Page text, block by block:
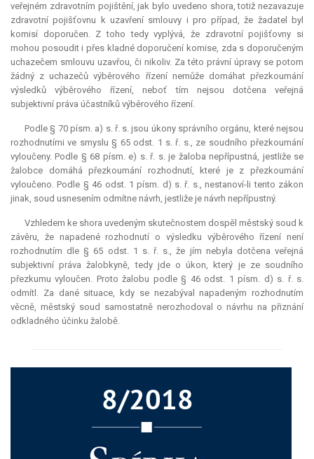
veřejném zdravotním pojištění, jak bylo uvedeno shora, totiž nezavazuje
zdravotní pojišťovnu k uzavření smlouvy i pro případ, že žadatel byl
komisí doporučen. Z toho tedy vyplývá, že zdravotní pojišťovny si
mohou posoudit i přes kladné doporučení komise, zda s doporučeným
uchazečem smlouvu uzavřou, či nikoliv. Za této právní úpravy se potom
žádný z uchazečů výběrového řízení nemůže domáhat přezkoumání
výsledků výběrového řízení, neboť tím nejsou dotčena veřejná
subjektivní práva účastníků výběrového řízení.
Podle § 70 písm. a) s. ř. s. jsou úkony správního orgánu, které nejsou
rozhodnutími ve smyslu § 65 odst. 1 s. ř. s., ze soudního přezkoumání
vyloučeny. Podle § 68 písm. e) s. ř. s. je žaloba nepřípustná, jestliže se
žalobce domáhá přezkoumání rozhodnutí, které je z přezkoumání
vyloučeno. Podle § 46 odst. 1 písm. d) s. ř. s., nestanoví-li tento zákon
jinak, soud usnesením odmítne návrh, jestliže je návrh nepřípustný.
Vzhledem ke shora uvedeným skutečnostem dospěl městský soud k
závěru, že napadené rozhodnutí o výsledku výběrového řízení není
rozhodnutím dle § 65 odst. 1 s. ř. s., že jím nebyla dotčena veřejná
subjektivní práva žalobkyně, tedy jde o úkon, který je ze soudního
přezkumu vyloučen. Proto žalobu podle § 46 odst. 1 písm. d) s. ř. s.
odmítl. Za dané situace, kdy se nezabýval napadeným rozhodnutím
věcně, městský soud samostatně nerozhodoval o návrhu na přiznání
odkladného účinku žalobě.